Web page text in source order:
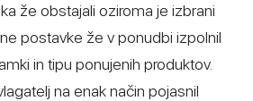
že obstajali oziroma je izbrani
postavke že v ponudbi izpolnil
in tipu ponujenih produktov.
na enak način pojasnil